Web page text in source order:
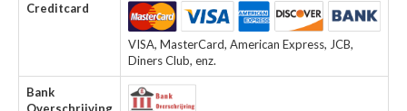
Creditcard
VISA, MasterCard, American Express, JCB,
Diners Club, enz.
Bank